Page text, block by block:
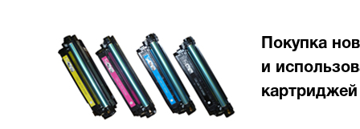
Покупка
и
картриджей